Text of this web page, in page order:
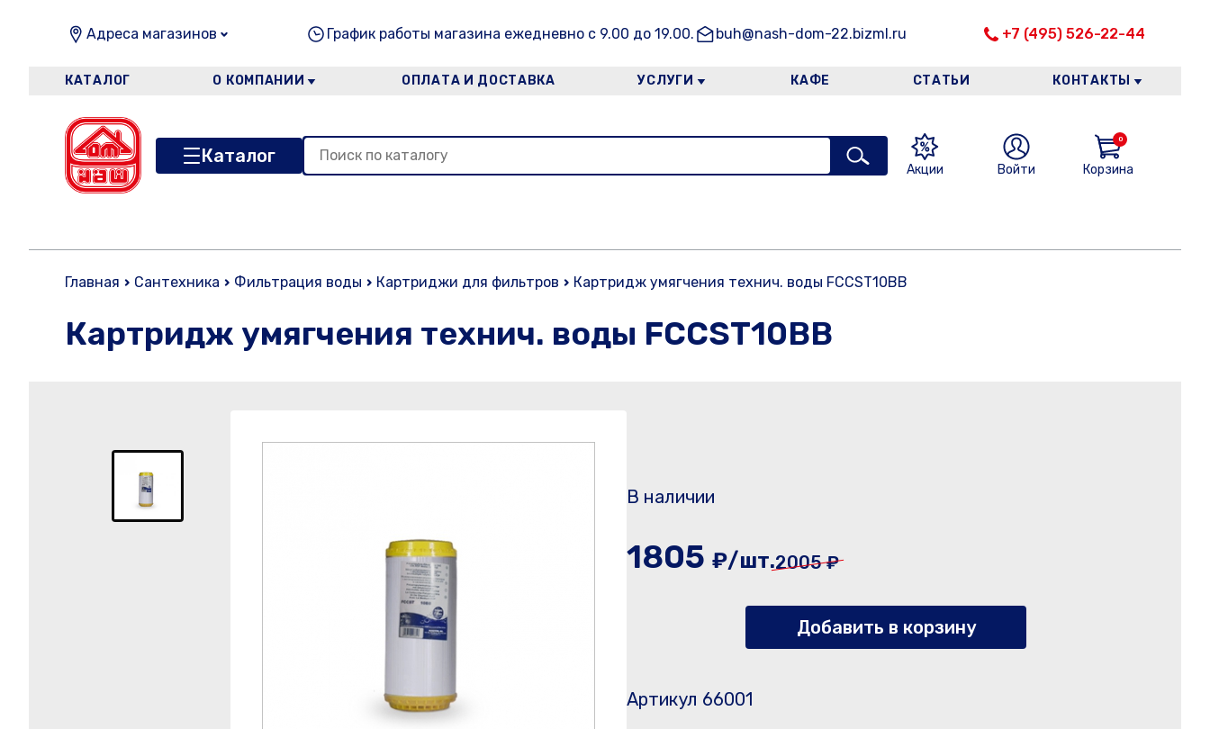
Адреса магазинов График работы магазина ежедневно с 9.00 до 19.00. buh@nash-dom-22.bizml.ru +7 (495) 526-22-44
КАТАЛОГ О КОМПАНИИ ОПЛАТА И ДОСТАВКА УСЛУГИ КАФЕ СТАТЬИ КОНТАКТЫ
Каталог
Акции Войти Корзина
0
Главная Сантехника Фильтрация воды Картриджи для фильтров Картридж умягчения технич. воды FCCST10BB
Картридж умягчения технич. воды FCCST10BB
В наличии
1805 ₽/шт.2005 ₽
Добавить в корзину
Артикул 66001